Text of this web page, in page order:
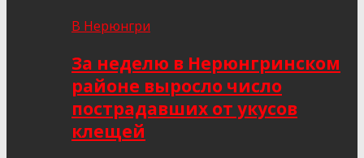
В Нерюнгри
За неделю в Нерюнгринском
районе выросло число
пострадавших от укусов
клещей